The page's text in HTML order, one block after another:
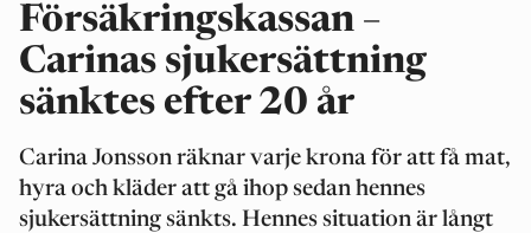
Försäkringskassan –
Carinas sjukersättning
sänktes efter 20 år
Carina Jonsson räknar varje krona för att få mat,
hyra och kläder att gå ihop sedan hennes
sjukersättning sänkts. Hennes situation är långt